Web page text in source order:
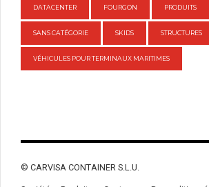
DATACENTER FOURGON PRODUITS
SANS CATÉGORIE SKIDS STRUCTURES
VÉHICULES POUR TERMINAUX MARITIMES
© CARVISA CONTAINER S.L.U.